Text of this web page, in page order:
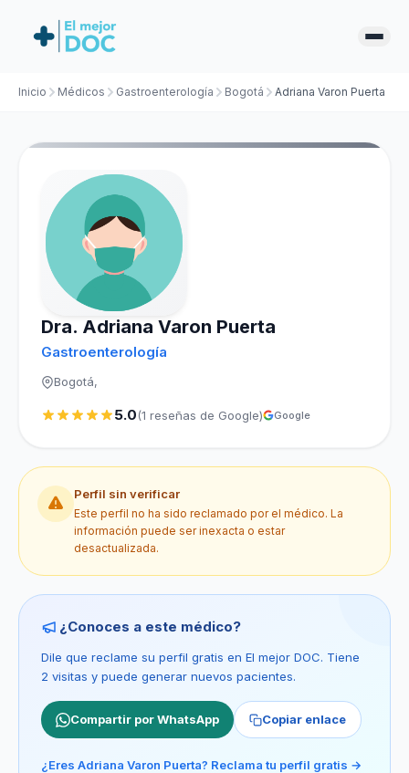
Inicio Médicos Gastroenterología Bogotá Adriana Varon Puerta
Dra. Adriana Varon Puerta
Gastroenterología
Bogotá,
5.0(1 reseñas de Google) Google
Perfil sin verificar
Este perfil no ha sido reclamado por el médico. La
información puede ser inexacta o estar
desactualizada.
¿Conoces a este médico?
Dile que reclame su perfil gratis en El mejor DOC. Tiene
2 visitas y puede generar nuevos pacientes.
Compartir por WhatsApp Copiar enlace
¿Eres Adriana Varon Puerta? Reclama tu perfil gratis →